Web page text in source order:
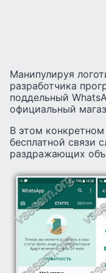
Манипулируя
разработчика
поддельный
официальный
В этом
бесплатной связи
раздражающих